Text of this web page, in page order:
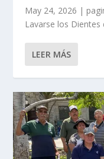
May 24, 2026 |
Lavarse los Dientes
LEER MÁS